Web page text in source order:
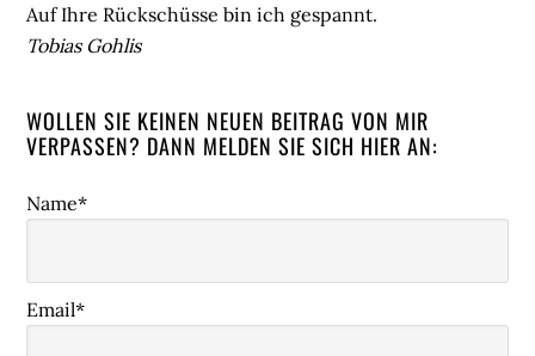
Auf Ihre Rückschüsse bin ich gespannt.
Tobias Gohlis
WOLLEN SIE KEINEN NEUEN BEITRAG VON MIR
VERPASSEN? DANN MELDEN SIE SICH HIER AN:
Name*
Email*